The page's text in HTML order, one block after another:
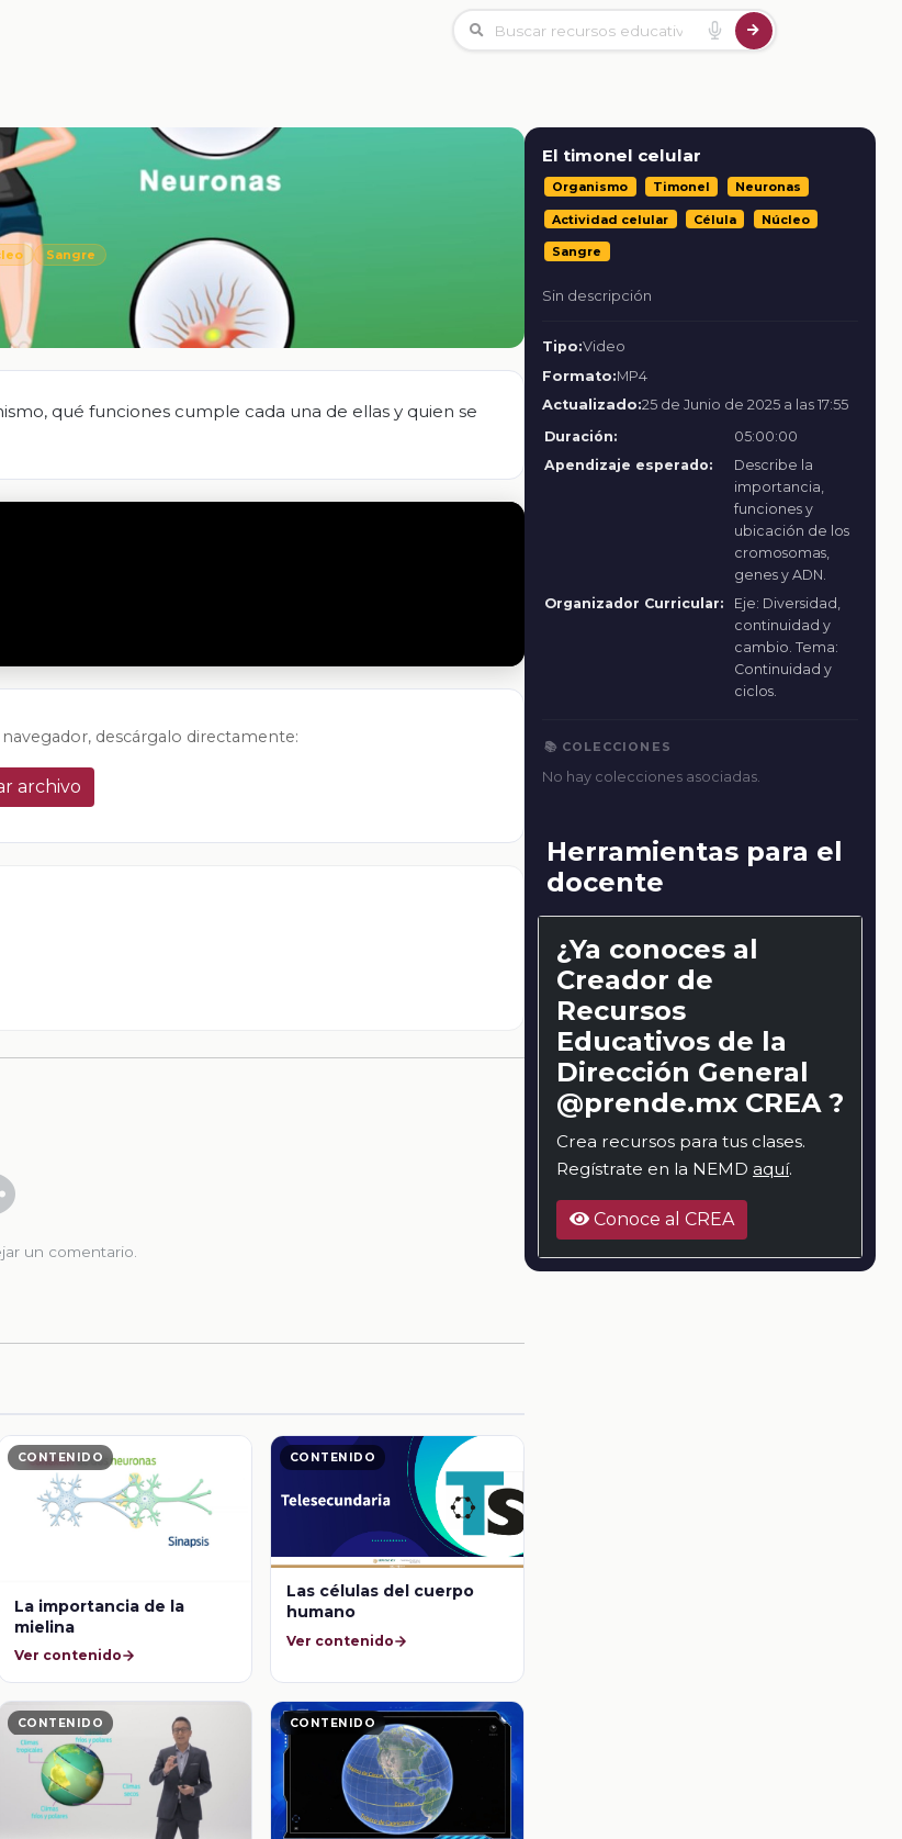
Sangre
qué funciones cumple cada una de ellas y quien se
descárgalo directamente:
archivo
un comentario.
CONTENIDO
La importancia de la
mielina
Ver contenido
CONTENIDO
Las células del cuerpo
humano
Ver contenido
CONTENIDO CONTENIDO
El timonel celular
Organismo Timonel Neuronas
Actividad celular Célula Núcleo
Sangre
Sin descripción
Tipo:Video
Formato:MP4
Actualizado:25 de Junio de 2025 a las 17:55
Duración:
05:00:00
Apendizaje esperado:
Describe la
importancia,
funciones y
ubicación de los
cromosomas,
genes y ADN.
Organizador Curricular:
Eje: Diversidad,
continuidad y
cambio. Tema:
Continuidad y
ciclos.
📚 COLECCIONES
No hay colecciones asociadas.
Herramientas para el
docente
¿Ya conoces al
Creador de
Recursos
Educativos de la
Dirección General
@prende.mx CREA ?
Crea recursos para tus clases.
Regístrate en la NEMD aquí.
Conoce al CREA